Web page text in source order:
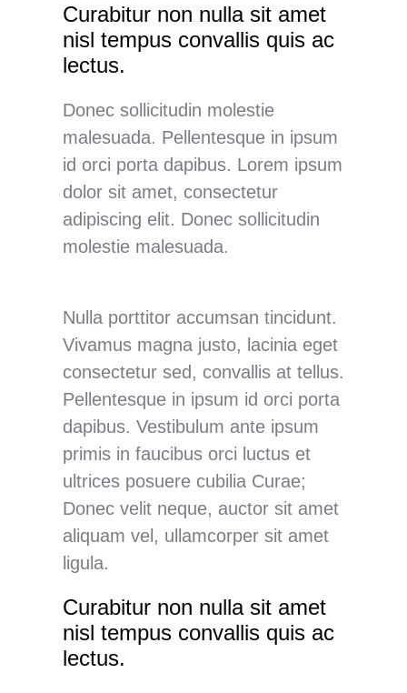
Curabitur non nulla sit amet
nisl tempus convallis quis ac
lectus.
Donec sollicitudin molestie
malesuada. Pellentesque in ipsum
id orci porta dapibus. Lorem ipsum
dolor sit amet, consectetur
adipiscing elit. Donec sollicitudin
molestie malesuada.
Nulla porttitor accumsan tincidunt.
Vivamus magna justo, lacinia eget
consectetur sed, convallis at tellus.
Pellentesque in ipsum id orci porta
dapibus. Vestibulum ante ipsum
primis in faucibus orci luctus et
ultrices posuere cubilia Curae;
Donec velit neque, auctor sit amet
aliquam vel, ullamcorper sit amet
ligula.
Curabitur non nulla sit amet
nisl tempus convallis quis ac
lectus.